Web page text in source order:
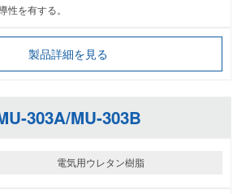
性を有する。
製品詳細を見る
303A/MU-303B
電気用ウレタン樹脂